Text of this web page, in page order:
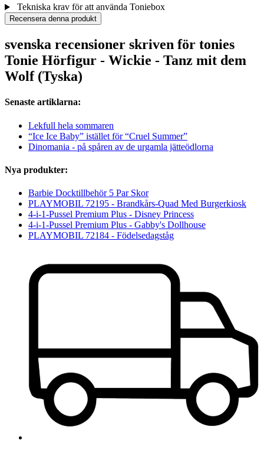
Tekniska krav för att använda Toniebox
Recensera denna produkt
svenska recensioner skriven för tonies
Tonie Hörfigur - Wickie - Tanz mit dem
Wolf (Tyska)
Senaste artiklarna:
Lekfull hela sommaren
“Ice Ice Baby” istället för “Cruel Summer”
Dinomania - på spåren av de urgamla jätteödlorna
Nya produkter:
Barbie Docktillbehör 5 Par Skor
PLAYMOBIL 72195 - Brandkårs-Quad Med Burgerkiosk
4-i-1-Pussel Premium Plus - Disney Princess
4-i-1-Pussel Premium Plus - Gabby's Dollhouse
PLAYMOBIL 72184 - Födelsedagståg